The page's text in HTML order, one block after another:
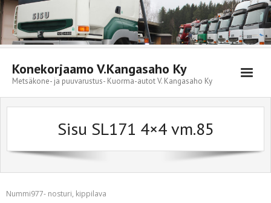
Skip
to
content
Konekorjaamo V.Kangasaho Ky
Metsäkone- ja puuvarustus- Kuorma-autot V. Kangasaho Ky
Sisu SL171 4×4 vm.85
Nummi977- nosturi, kippilava